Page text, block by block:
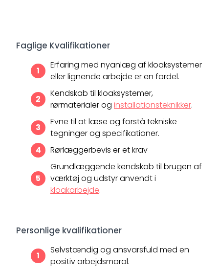
Faglige Kvalifikationer
Erfaring med nyanlæg af kloaksystemer
eller lignende arbejde er en fordel.
Kendskab til kloaksystemer,
rørmaterialer og installationsteknikker.
Evne til at læse og forstå tekniske
tegninger og specifikationer.
Rørlæggerbevis er et krav
Grundlæggende kendskab til brugen af
​​værktøj og udstyr anvendt i
kloakarbejde.
Personlige kvalifikationer
Selvstændig og ansvarsfuld med en
positiv arbejdsmoral.